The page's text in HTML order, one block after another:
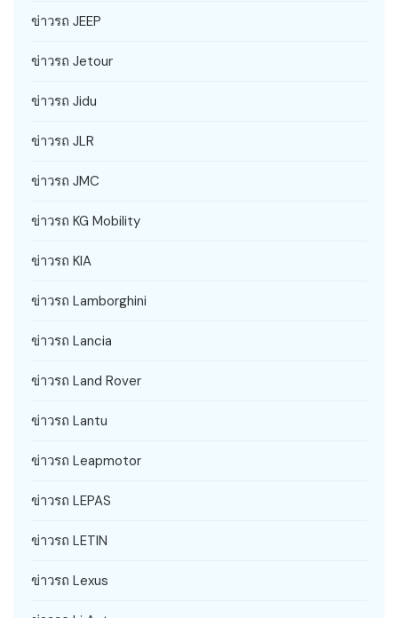
ข่าวรถ JEEP
ข่าวรถ Jetour
ข่าวรถ Jidu
ข่าวรถ JLR
ข่าวรถ JMC
ข่าวรถ KG Mobility
ข่าวรถ KIA
ข่าวรถ Lamborghini
ข่าวรถ Lancia
ข่าวรถ Land Rover
ข่าวรถ Lantu
ข่าวรถ Leapmotor
ข่าวรถ LEPAS
ข่าวรถ LETIN
ข่าวรถ Lexus